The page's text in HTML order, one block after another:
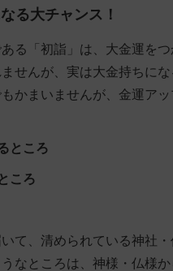
る大チャンス！
る「初詣」は、大金運を
せんが、実は大金持ちに
かまいませんが、金運ア
ところ
ころ
て、清められている神社
なところは、神様・仏様